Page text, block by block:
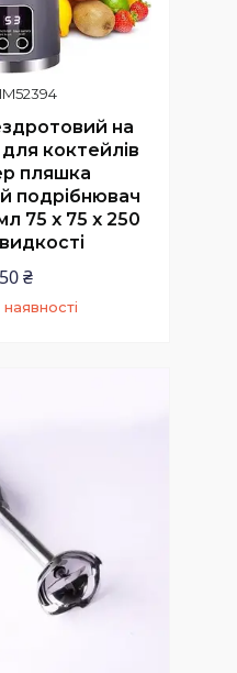
IM52394
на
коктейлів
пляшка
подрібнювач
75 х 75 х 250
₴